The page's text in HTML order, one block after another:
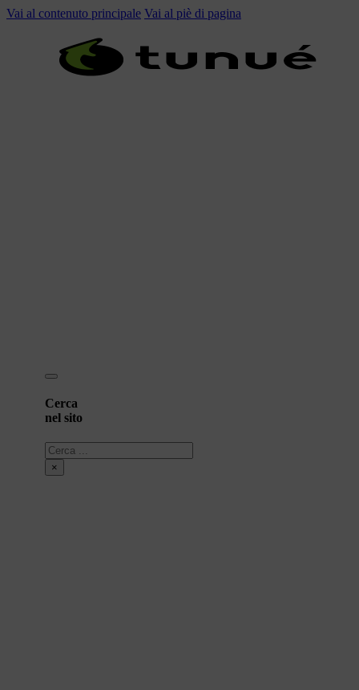
Vai al contenuto principale Vai al piè di pagina
Cerca
nel sito
Cerca
×